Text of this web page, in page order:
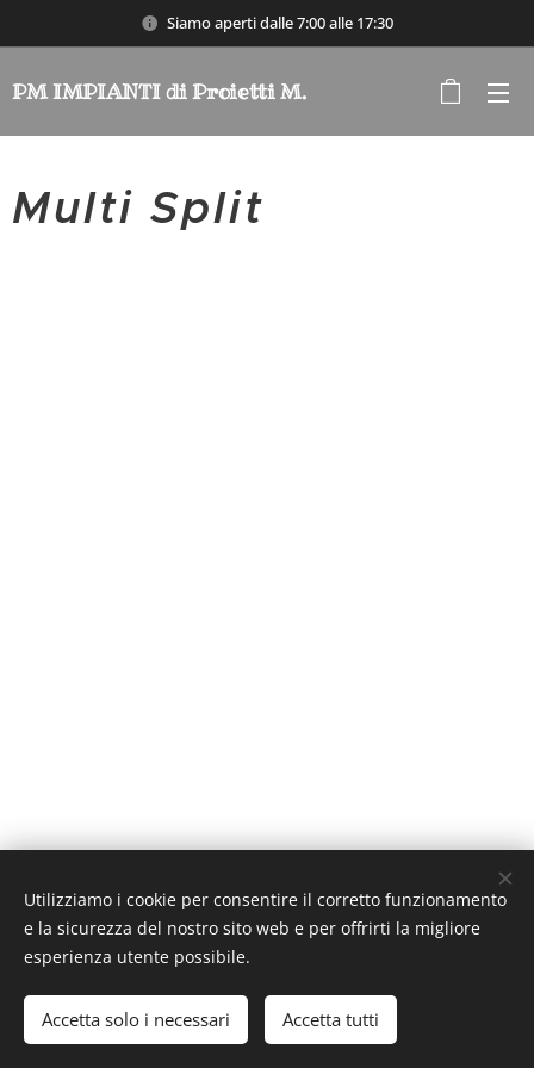
Siamo aperti dalle 7:00 alle 17:30
PM IMPIANTI di Proietti M.
Multi Split
PM IMPIANTI di Proietti Maurizio,
Via Montona, 24/26, 00177 Roma
Cookies
Lingue
Italiano
English
Utilizziamo i cookie per consentire il corretto funzionamento
e la sicurezza del nostro sito web e per offrirti la migliore
esperienza utente possibile.
Accetta solo i necessari Accetta tutti